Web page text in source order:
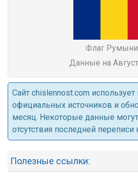
Флаг
Данные на
Cайт chislennost.com
официальных источников и
месяц. Некоторые данные могут
отсутствия последней переписи
Полезные ссылки: